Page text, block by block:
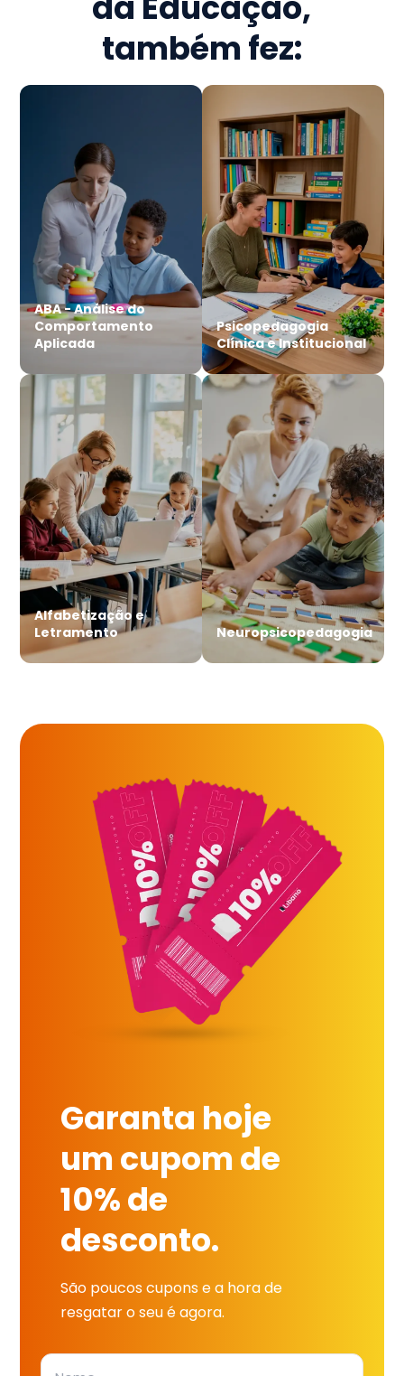
também fez:
ABA - Análise do
Comportamento
Aplicada
Psicopedagogia
Clínica e Institucional
Alfabetização e
Letramento
Neuropsicopedagogia
Garanta hoje
um cupom de
10% de
desconto.
São poucos cupons e a hora de
resgatar o seu é agora.